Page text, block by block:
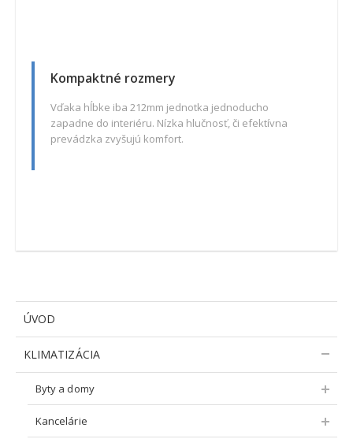
Kompaktné rozmery
Vďaka hĺbke iba 212mm jednotka jednoducho
zapadne do interiéru. Nízka hlučnosť, či efektívna
prevádzka zvyšujú komfort.
ÚVOD
KLIMATIZÁCIA
Byty a domy
Kancelárie